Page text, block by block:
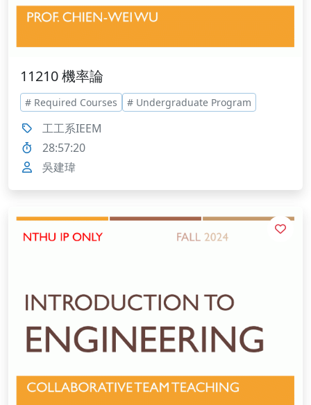
11210 機率論
# Required Courses # Undergraduate Program
工工系IEEM
28:57:20
吳建瑋